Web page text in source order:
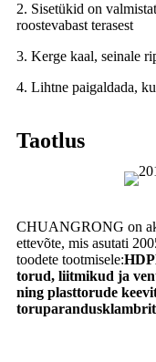
2. Sisetükid on
roostevabast terasest
3. Kerge kaal, seinale
4. Lihtne paigaldada,
Taotlus
CHUANGRONG on
ettevõte, mis asutati
toodete tootmisele:
torud, liitmikud ja
ning plasttorude